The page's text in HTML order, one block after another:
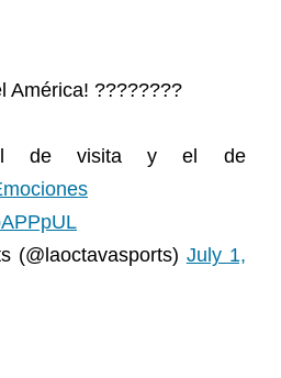
América! ????????
de visita y el de
(@laoctavasports) July 1,